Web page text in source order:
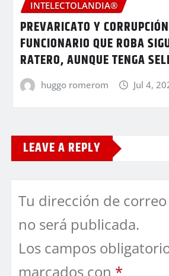
INTELECTOLANDIA®
PREVARICATO Y
FUNCIONARIO QUE ROBA
RATERO, AUNQUE TENGA
huggo romerom Jul 4,
LEAVE A REPLY
Tu dirección de
no será publicada.
Los campos
marcados con *